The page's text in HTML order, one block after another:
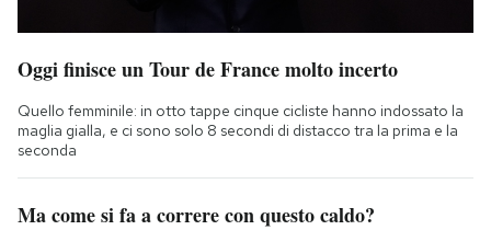
Oggi finisce un Tour de France molto incerto
Quello femminile: in otto tappe cinque cicliste hanno indossato la
maglia gialla, e ci sono solo 8 secondi di distacco tra la prima e la
seconda
Ma come si fa a correre con questo caldo?